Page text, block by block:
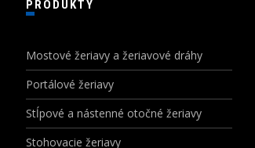
PRODUKTY
Mostové žeriavy a žeriavové dráhy
Portálové žeriavy
Stĺpové a nástenné otočné žeriavy
Stohovacie žeriavy